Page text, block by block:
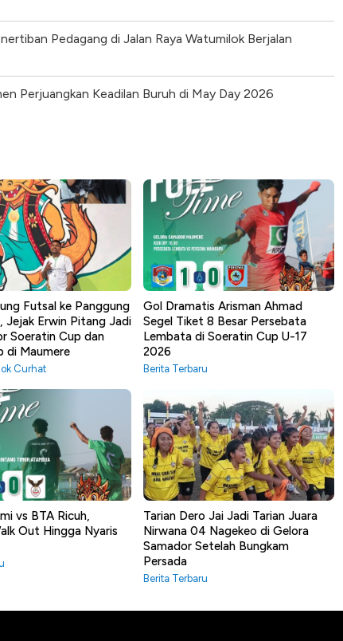
Pedagang di Jalan Raya Watumilok Berjalan
Perjuangkan Keadilan Buruh di May Day 2026
Futsal ke Panggung
Jejak Erwin Pitang Jadi
Soeratin Cup dan
di Maumere
Curhat
Gol Dramatis Arisman Ahmad
Segel Tiket 8 Besar Persebata
Lembata di Soeratin Cup U-17
2026
Berita Terbaru
vs BTA Ricuh,
Out Hingga Nyaris
Tarian Dero Jai Jadi Tarian Juara
Nirwana 04 Nagekeo di Gelora
Samador Setelah Bungkam
Persada
Berita Terbaru